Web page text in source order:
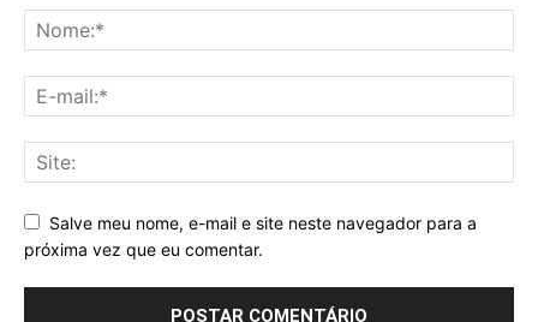
Salve meu nome, e-mail e site neste navegador para a
próxima vez que eu comentar.